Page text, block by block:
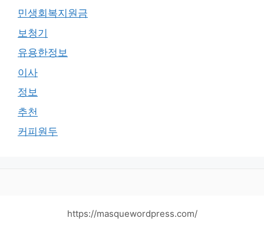
민생회복지원금
보청기
유용한정보
이사
정보
추천
커피원두
https://masquewordpress.com/